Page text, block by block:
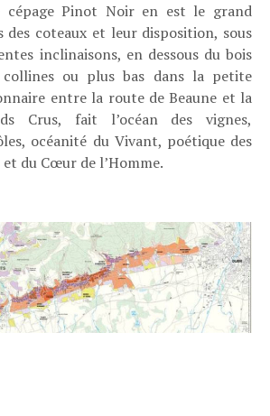
cépage Pinot Noir en est le grand
des coteaux et leur disposition, sous
inclinaisons, en dessous du bois
collines ou plus bas dans la petite
entre la route de Beaune et la
Crus, fait l’océan des vignes,
océanité du Vivant, poétique des
du Cœur de l’Homme.